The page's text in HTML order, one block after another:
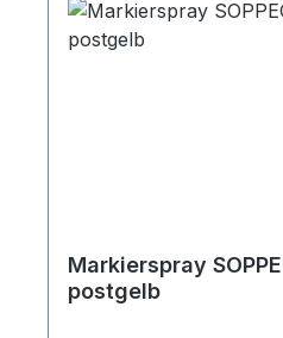
Markierspray
postgelb